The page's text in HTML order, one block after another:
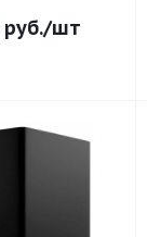
руб./шт